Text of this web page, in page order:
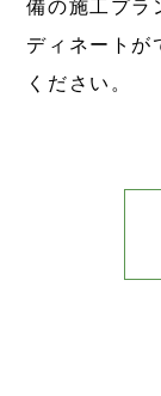
備の施工プラ
ディネートが
ください。